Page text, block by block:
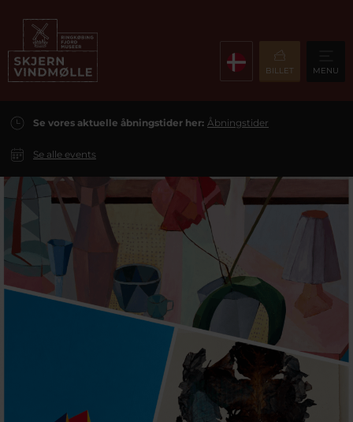
BILLET MENU
Se vores aktuelle åbningstider her: Åbningstider
Se alle events